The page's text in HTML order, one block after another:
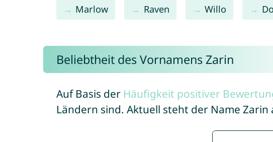
Marlow Raven Willo
Beliebtheit des Vornamens Zarin
Auf Basis der Häufigkeit positiver
Ländern sind. Aktuell steht der Name Zarin